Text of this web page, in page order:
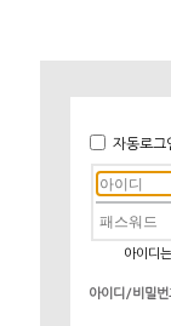
자동로그
아이디
아이디/비밀번